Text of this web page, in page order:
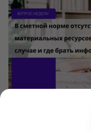
Ответ:
Методика № 577/пр п.12.
по которым в таблицах
"П", определяется на
документации с учетом
определяемых на
применению нормативов
материалов в